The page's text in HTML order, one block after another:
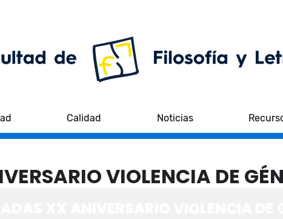
Calidad Noticias
VIOLENCIA DE